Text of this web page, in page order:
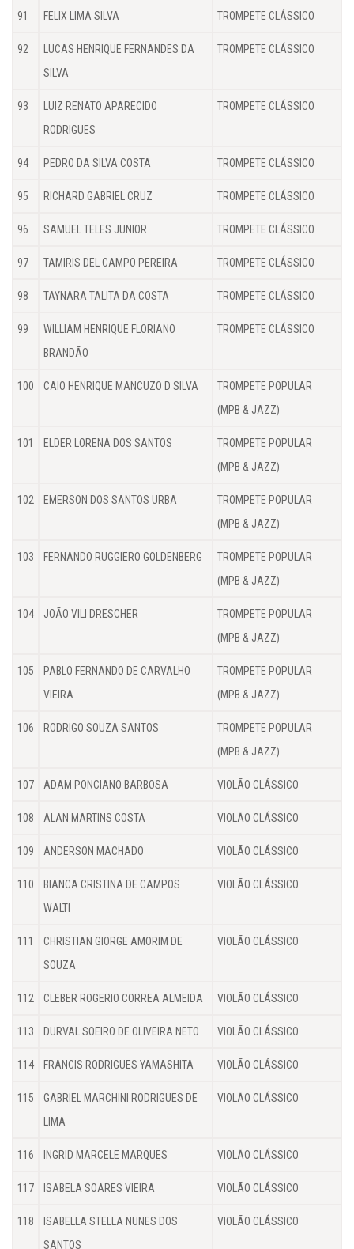
91 FELIX LIMA SILVA TROMPETE CLÁSSICO
92
LUCAS HENRIQUE FERNANDES DA
SILVA
TROMPETE CLÁSSICO
93
LUIZ RENATO APARECIDO
RODRIGUES
TROMPETE CLÁSSICO
94 PEDRO DA SILVA COSTA TROMPETE CLÁSSICO
95 RICHARD GABRIEL CRUZ TROMPETE CLÁSSICO
96 SAMUEL TELES JUNIOR TROMPETE CLÁSSICO
97 TAMIRIS DEL CAMPO PEREIRA TROMPETE CLÁSSICO
98 TAYNARA TALITA DA COSTA TROMPETE CLÁSSICO
99
WILLIAM HENRIQUE FLORIANO
BRANDÃO
TROMPETE CLÁSSICO
100 CAIO HENRIQUE MANCUZO D SILVA
TROMPETE POPULAR
(MPB & JAZZ)
101 ELDER LORENA DOS SANTOS
TROMPETE POPULAR
(MPB & JAZZ)
102 EMERSON DOS SANTOS URBA
TROMPETE POPULAR
(MPB & JAZZ)
103 FERNANDO RUGGIERO GOLDENBERG
TROMPETE POPULAR
(MPB & JAZZ)
104 JOÃO VILI DRESCHER
TROMPETE POPULAR
(MPB & JAZZ)
105
PABLO FERNANDO DE CARVALHO
VIEIRA
TROMPETE POPULAR
(MPB & JAZZ)
106 RODRIGO SOUZA SANTOS
TROMPETE POPULAR
(MPB & JAZZ)
107 ADAM PONCIANO BARBOSA VIOLÃO CLÁSSICO
108 ALAN MARTINS COSTA VIOLÃO CLÁSSICO
109 ANDERSON MACHADO VIOLÃO CLÁSSICO
110
BIANCA CRISTINA DE CAMPOS
WALTI
VIOLÃO CLÁSSICO
111
CHRISTIAN GIORGE AMORIM DE
SOUZA
VIOLÃO CLÁSSICO
112 CLEBER ROGERIO CORREA ALMEIDA VIOLÃO CLÁSSICO
113 DURVAL SOEIRO DE OLIVEIRA NETO VIOLÃO CLÁSSICO
114 FRANCIS RODRIGUES YAMASHITA VIOLÃO CLÁSSICO
115
GABRIEL MARCHINI RODRIGUES DE
LIMA
VIOLÃO CLÁSSICO
116 INGRID MARCELE MARQUES VIOLÃO CLÁSSICO
117 ISABELA SOARES VIEIRA VIOLÃO CLÁSSICO
118
ISABELLA STELLA NUNES DOS
SANTOS
VIOLÃO CLÁSSICO